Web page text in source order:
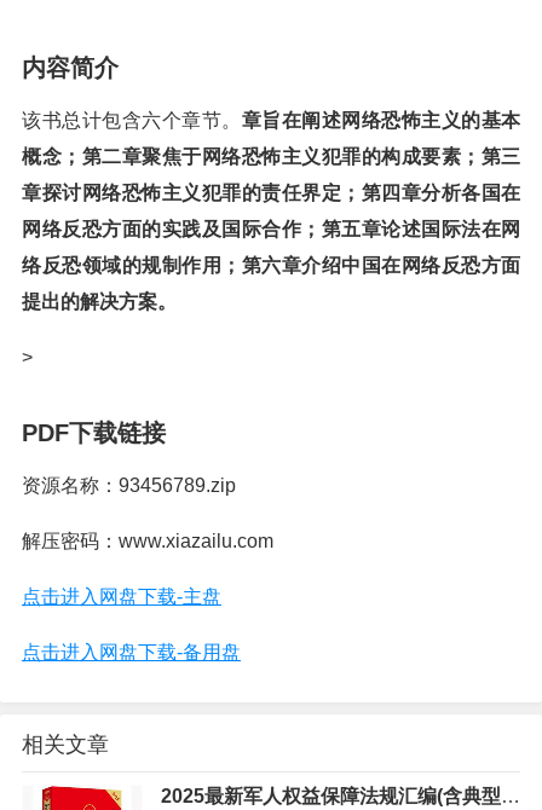
内容简介
该书总计包含六个章节。 章旨在阐述网络恐怖主义的基本
概念；第二章聚焦于网络恐怖主义犯罪的构成要素；第三
章探讨网络恐怖主义犯罪的责任界定；第四章分析各国在
网络反恐方面的实践及国际合作；第五章论述国际法在网
络反恐领域的规制作用；第六章介绍中国在网络反恐方面
提出的解决方案。
>
PDF下载链接
资源名称：93456789.zip
解压密码：www.xiazailu.com
点击进入网盘下载-主盘
点击进入网盘下载-备用盘
相关文章
2025最新军人权益保障法规汇编(含典型案